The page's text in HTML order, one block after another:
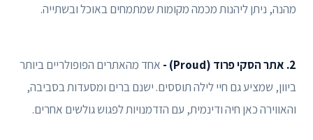
מהנה, ניתן ליהנות מכמה מקומות שמתמחים באוכל ובשתייה.
2. אתר הסקי פרוד (Proud) -
אחד מהאתרים הפופולריים ביותר
ביוון, שמציע גם חיי לילה תוססים. ישנם ברים ומסעדות בסביבה,
והאווירה כאן חיה ודינמית, עם הזדמנויות לפגוש גולשים אחרים.